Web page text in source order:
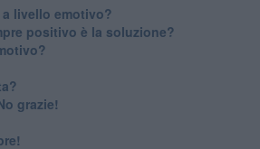
livello emotivo?
positivo è la soluzione?
grazie!